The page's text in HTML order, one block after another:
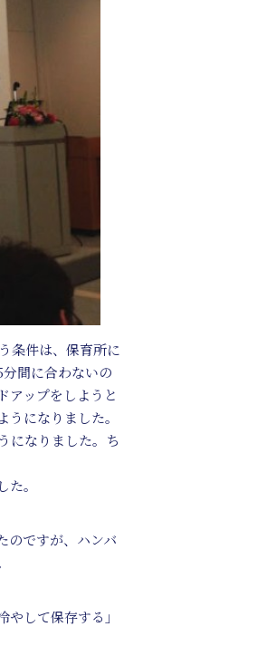
条件は、保育所に
間に合わないの
アップをしようと
になりました。
になりました。ち
。
のですが、ハンバ
して保存する」